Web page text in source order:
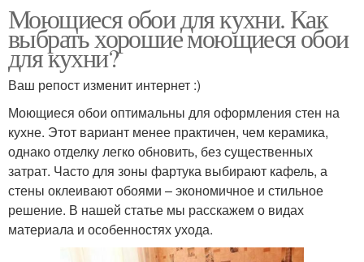
Моющиеся обои для кухни. Как
выбрать хорошие моющиеся обои
для кухни?
Ваш репост изменит интернет :)
Моющиеся обои оптимальны для оформления стен на
кухне. Этот вариант менее практичен, чем керамика,
однако отделку легко обновить, без существенных
затрат. Часто для зоны фартука выбирают кафель, а
стены оклеивают обоями – экономичное и стильное
решение. В нашей статье мы расскажем о видах
материала и особенностях ухода.